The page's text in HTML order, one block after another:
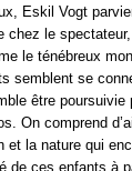
Eskil Vogt
chez le
le ténébreux
semblent se
être poursuivie
On comprend
et la nature qui
de ces enfants à